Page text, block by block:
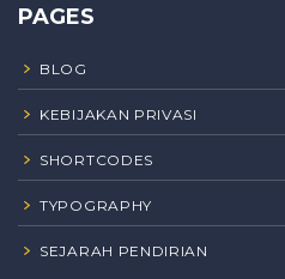
PAGES
BLOG
KEBIJAKAN PRIVASI
SHORTCODES
TYPOGRAPHY
SEJARAH PENDIRIAN